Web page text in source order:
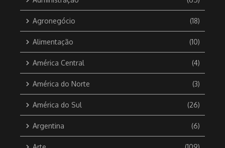
Agronegócio (18)
Alimentação (10)
América Central (4)
América do Norte (3)
América do Sul (26)
Argentina (6)